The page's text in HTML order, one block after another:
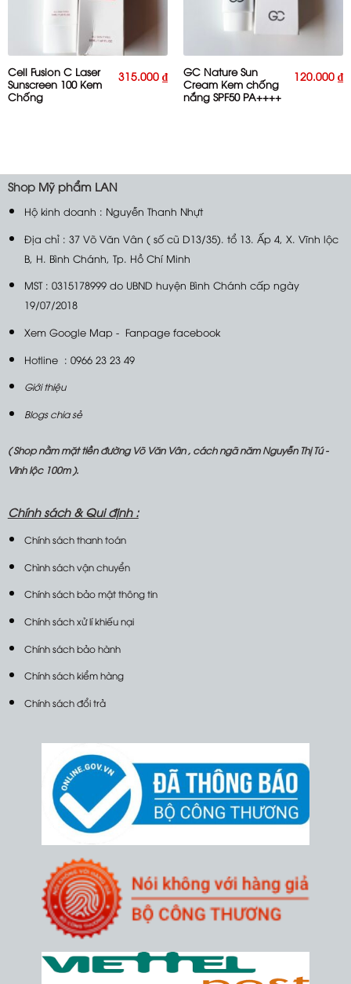
Cell Fusion C Laser
Sunscreen 100 Kem
Chống
315.000₫
GC Nature Sun
Cream Kem chống
nắng SPF50 PA++++
120.000₫
Shop Mỹ phẩm LAN
Hộ kinh doanh : Nguyễn Thanh Nhựt
Địa chỉ : 37 Võ Văn Vân ( số cũ D13/35). tổ 13. Ấp 4, X. Vĩnh lộc
B, H. Bình Chánh, Tp. Hồ Chí Minh
MST : 0315178999 do UBND huyện Bình Chánh cấp ngày
19/07/2018
Xem Google Map- Fanpage facebook
Hotline : 0966 23 23 49
Giới thiệu
Blogs chia sẻ
( Shop nằm mặt tiền đường Võ Văn Vân , cách ngã năm Nguyễn Thị Tú -
Vĩnh lộc 100m ).
Chính sách &Qui định :
Chính sách thanh toán
Chình sách vận chuyển
Chính sách bảo mật thông tin
Chính sách xử lí khiếu nại
Chính sách bảo hành
Chính sách kiểm hàng
Chính sách đổi trả